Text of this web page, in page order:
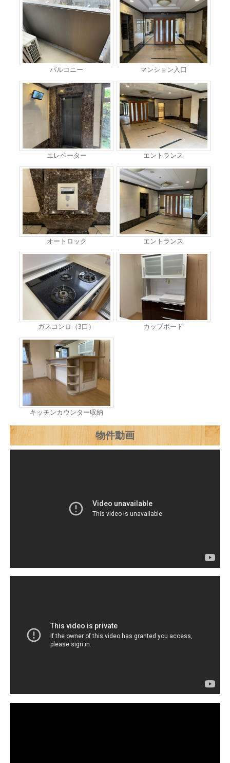
バルコニー マンション入口
エレベーター エントランス
オートロック エントランス
ガスコンロ（3口） カップボード
キッチンカウンター収納
物件動画